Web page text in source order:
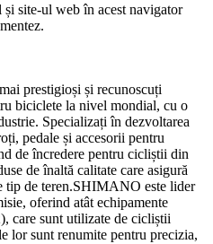
site-ul web în acest navigator
prestigioși și recunoscuți
biciclete la nivel mondial, cu o
Specializați în dezvoltarea
pedale și accesorii pentru
de încredere pentru cicliștii din
de înaltă calitate care asigură
tip de teren.SHIMANO este lider
oferind atât echipamente
care sunt utilizate de cicliștii
lor sunt renumite pentru precizia,